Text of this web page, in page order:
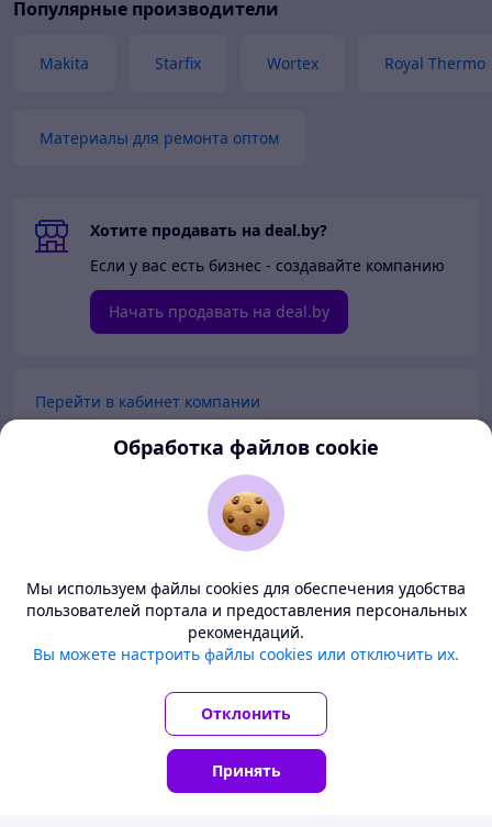
Популярные производители
Makita Starfix Wortex Royal Thermo
Материалы для ремонта оптом
Хотите продавать на deal.by?
Если у вас есть бизнес - создавайте компанию
Начать продавать на deal.by
Перейти в кабинет компании
Перейти в личный кабинет
О нас
© ООО "Проект Дилбай", 2008-2026
Корзина
Deal.by — маркетплейс Беларуси
заказом уточните у продавца условия доставки в ваш
регион.
Понятно
Обработка файлов cookie
Мы используем файлы cookies для обеспечения удобства
пользователей портала и предоставления персональных
рекомендаций.
Вы можете настроить файлы cookies или отключить их.
Отклонить
Принять